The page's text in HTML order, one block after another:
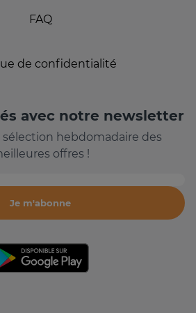
FAQ
de confidentialité
avec notre newsletter
sélection hebdomadaire des
offres !
Je m'abonne